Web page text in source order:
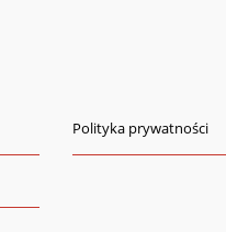
Polityka prywatności